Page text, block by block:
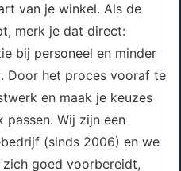
van je winkel. Als de
merk je dat direct:
bij personeel en minder
Door het proces vooraf te
en maak je keuzes
Wij zijn een
(sinds 2006) en we
goed voorbereidt,